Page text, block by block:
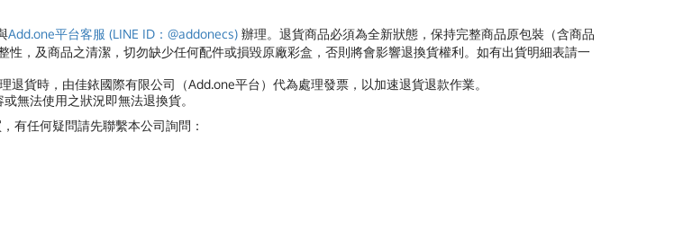
Add.one平台客服 (LINE ID：@addonecs) 辦理。退貨商品必須為全新狀態，保持完整商品原包裝（含商品
，及商品之清潔，切勿缺少任何配件或損毀原廠彩盒，否則將會影響退換貨權利。如有出貨明細表請一
貨時，由佳銥國際有限公司（Add.one平台）代為處理發票，以加速退貨退款作業。
無法使用之狀況即無法退換貨。
有任何疑問請先聯繫本公司詢問：